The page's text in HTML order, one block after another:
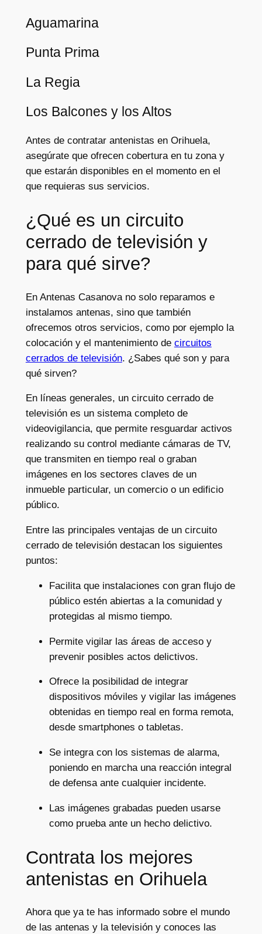
Aguamarina
Punta Prima
La Regia
Los Balcones y los Altos
Antes de contratar antenistas en Orihuela,
asegúrate que ofrecen cobertura en tu zona y
que estarán disponibles en el momento en el
que requieras sus servicios.
¿Qué es un circuito
cerrado de televisión y
para qué sirve?
En Antenas Casanova no solo reparamos e
instalamos antenas, sino que también
ofrecemos otros servicios, como por ejemplo la
colocación y el mantenimiento de circuitos
cerrados de televisión. ¿Sabes qué son y para
qué sirven?
En líneas generales, un circuito cerrado de
televisión es un sistema completo de
videovigilancia, que permite resguardar activos
realizando su control mediante cámaras de TV,
que transmiten en tiempo real o graban
imágenes en los sectores claves de un
inmueble particular, un comercio o un edificio
público.
Entre las principales ventajas de un circuito
cerrado de televisión destacan los siguientes
puntos:
Facilita que instalaciones con gran flujo de
público estén abiertas a la comunidad y
protegidas al mismo tiempo.
Permite vigilar las áreas de acceso y
prevenir posibles actos delictivos.
Ofrece la posibilidad de integrar
dispositivos móviles y vigilar las imágenes
obtenidas en tiempo real en forma remota,
desde smartphones o tabletas.
Se integra con los sistemas de alarma,
poniendo en marcha una reacción integral
de defensa ante cualquier incidente.
Las imágenes grabadas pueden usarse
como prueba ante un hecho delictivo.
Contrata los mejores
antenistas en Orihuela
Ahora que ya te has informado sobre el mundo
de las antenas y la televisión y conoces las